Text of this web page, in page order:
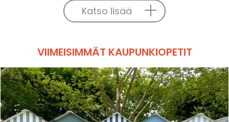
Katso lisää
VIIMEISIMMÄT KAUPUNKIOPETIT